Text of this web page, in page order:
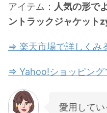
アイテム： 人気の形で
ントラックジャケッ
⇒ 楽天市場で詳しくみ
⇒ Yahoo!ショッピング
愛用して